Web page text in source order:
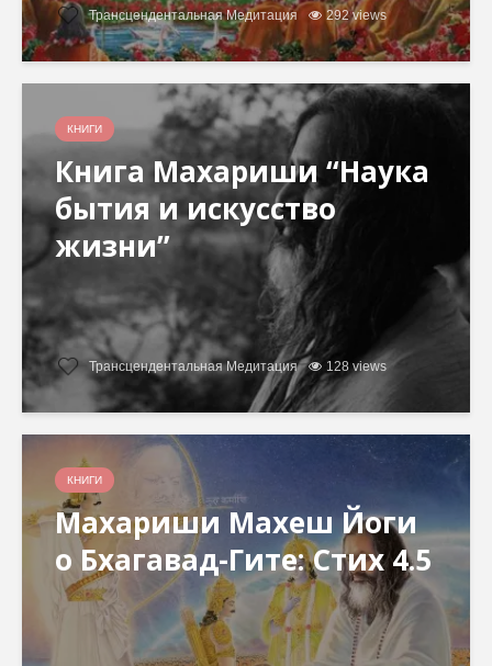
Трансцендентальная Медитация 292 views
КНИГИ
Книга Махариши “Наука
бытия и искусство
жизни”
Трансцендентальная Медитация 128 views
КНИГИ
Махариши Махеш Йоги
о Бхагавад-Гите: Стих 4.5